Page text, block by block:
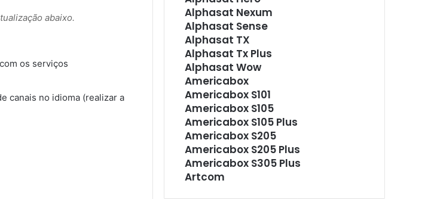
abaixo.
os serviços
canais no idioma (realizar a
Alphasat Nexum
Alphasat Sense
Alphasat TX
Alphasat Tx Plus
Alphasat Wow
Americabox
Americabox S101
Americabox S105
Americabox S105 Plus
Americabox S205
Americabox S205 Plus
Americabox S305 Plus
Artcom